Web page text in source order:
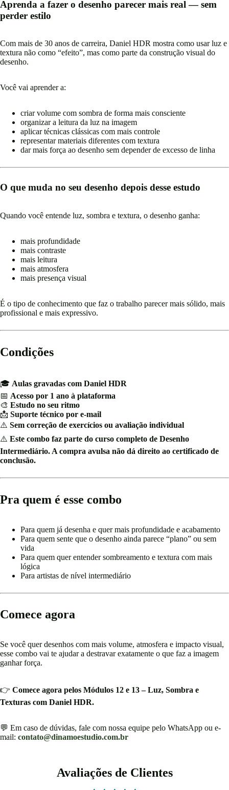
Aprenda a fazer o desenho parecer mais real — sem
perder estilo
Com mais de 30 anos de carreira, Daniel HDR mostra como usar luz e
textura não como “efeito”, mas como parte da construção visual do
desenho.
Você vai aprender a:
criar volume com sombra de forma mais consciente
organizar a leitura da luz na imagem
aplicar técnicas clássicas com mais controle
representar materiais diferentes com textura
dar mais força ao desenho sem depender de excesso de linha
O que muda no seu desenho depois desse estudo
Quando você entende luz, sombra e textura, o desenho ganha:
mais profundidade
mais contraste
mais leitura
mais atmosfera
mais presença visual
É o tipo de conhecimento que faz o trabalho parecer mais sólido, mais
profissional e mais expressivo.
Condições
🎓 Aulas gravadas com Daniel HDR
📅 Acesso por 1 ano à plataforma
🎨 Estudo no seu ritmo
📩 Suporte técnico por e-mail
⚠️ Sem correção de exercícios ou avaliação individual
⚠️ Este combo faz parte do curso completo de Desenho
Intermediário. A compra avulsa não dá direito ao certificado de
conclusão.
Pra quem é esse combo
Para quem já desenha e quer mais profundidade e acabamento
Para quem sente que o desenho ainda parece “plano” ou sem
vida
Para quem quer entender sombreamento e textura com mais
lógica
Para artistas de nível intermediário
Comece agora
Se você quer desenhos com mais volume, atmosfera e impacto visual,
esse combo vai te ajudar a destravar exatamente o que faz a imagem
ganhar força.
👉 Comece agora pelos Módulos 12 e 13 – Luz, Sombra e
Texturas com Daniel HDR.
💬 Em caso de dúvidas, fale com nossa equipe pelo WhatsApp ou e-
mail: contato@dinamoestudio.com.br
Avaliações de Clientes